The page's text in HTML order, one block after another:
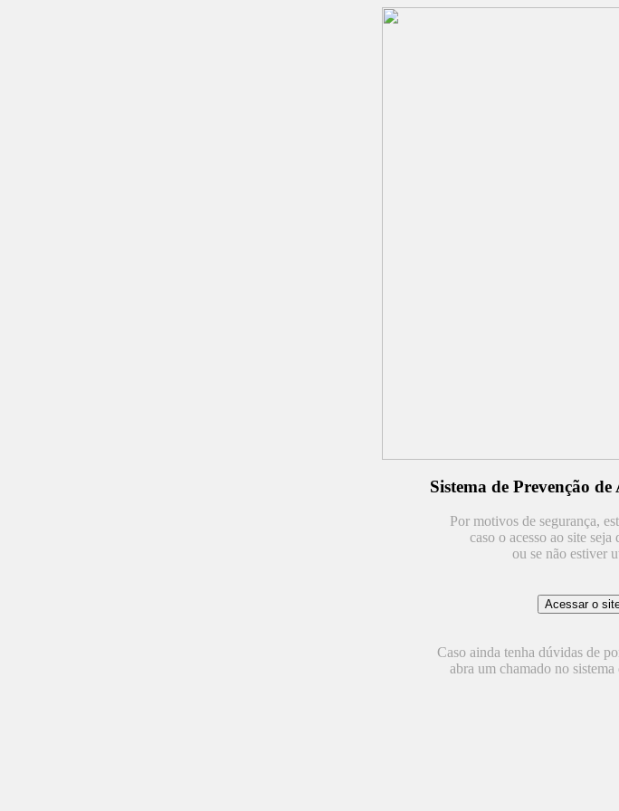
Sistema de Prevenção
Por motivos de segurança,
caso o acesso ao site
ou se não estiver
Caso ainda tenha dúvidas de
abra um chamado no